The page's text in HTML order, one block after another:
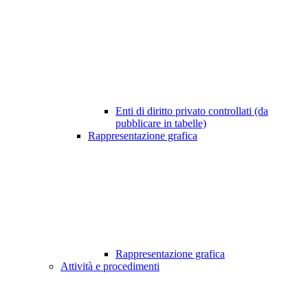
Enti di diritto privato controllati (da
pubblicare in tabelle)
Rappresentazione grafica
Rappresentazione grafica
Attività e procedimenti